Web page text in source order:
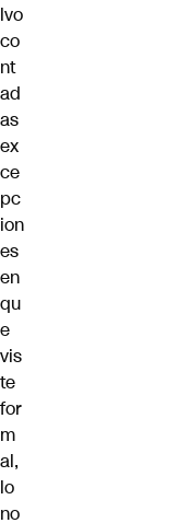
lvo
co
nt
ad
as
ex
ce
pc
ion
es
en
qu
e
vis
te
for
m
al,
lo
no